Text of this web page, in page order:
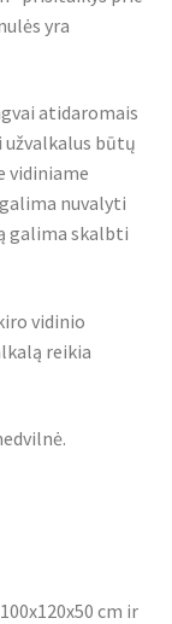
yra
atidaromais
būtų
vidiniame
nuvalyti
galima skalbti
vidinio
reikia
cm ir